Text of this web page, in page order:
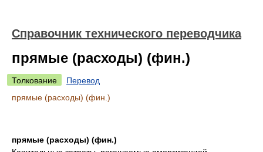
Справочник технического переводчика
прямые (расходы) (фин.)
Толкование
Перевод
прямые (расходы) (фин.)
прямые (расходы) (фин.)